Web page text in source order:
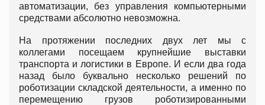
автоматизации, без управления компьютерными
средствами абсолютно невозможна.
На протяжении последних двух лет мы с
коллегами посещаем крупнейшие выставки
транспорта и логистики в Европе. И если два года
назад было буквально несколько решений по
роботизации складской деятельности, а именно по
перемещению грузов роботизированными